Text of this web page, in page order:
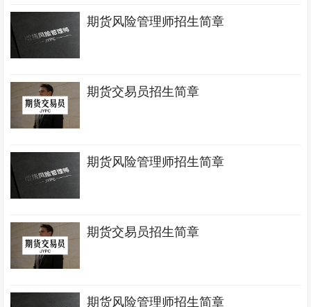
期货风险管理师招生简章
期货交易员招生简章
期货风险管理师招生简章
期货交易员招生简章
期货风险管理师招生简章